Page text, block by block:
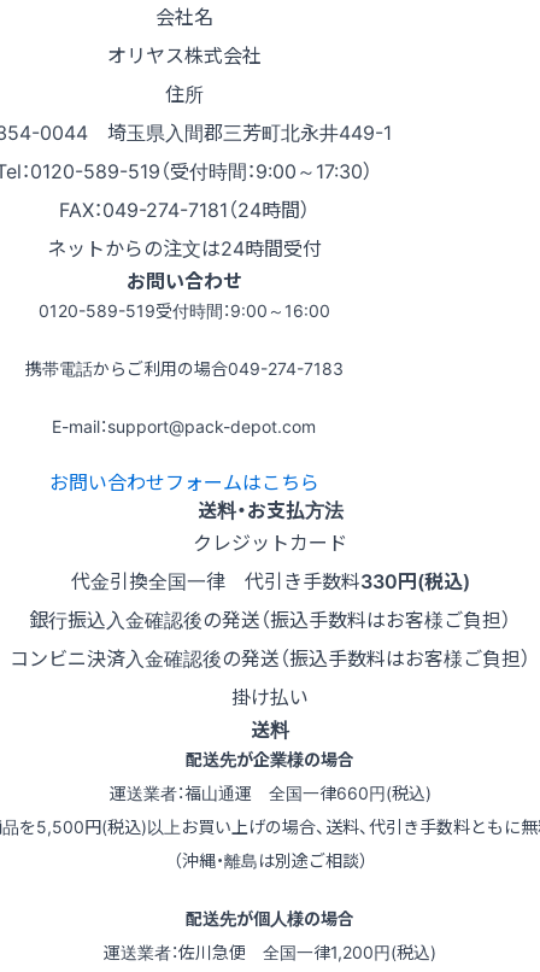
会社名
オリヤス株式会社
住所
0044 埼玉県入間郡三芳町北永井449-1
：0120-589-519（受付時間：9:00～17:30）
FAX：049-274-7181（24時間）
ネットからの注文は24時間受付
お問い合わせ
0120-589-519受付時間：9:00～16:00
携帯電話からご利用の場合049-274-7183
E-mail：support@pack-depot.com
お問い合わせフォームはこちら
送料・お支払方法
クレジットカード
代金引換全国一律 代引き手数料330円(税込)
銀行振込入金確認後の発送（振込手数料はお客様ご負担）
コンビニ決済入金確認後の発送（振込手数料はお客様ご負担）
掛け払い
送料
配送先が企業様の場合
運送業者：福山通運 全国一律660円(税込)
品を5,500円(税込)以上お買い上げの場合、送料、代引き手数料ともに無
（沖縄・離島は別途ご相談）
配送先が個人様の場合
運送業者：佐川急便 全国一律1,200円(税込)